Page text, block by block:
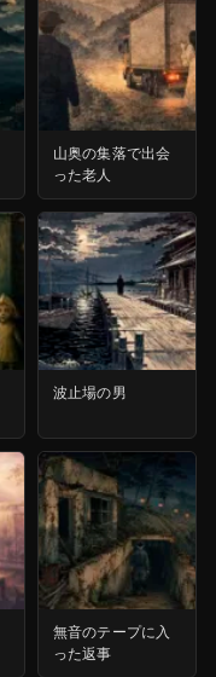
山奥の集落で出会
った老人
波止場の男
無音のテープに入
った返事